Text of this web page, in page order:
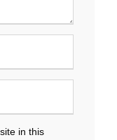
in this